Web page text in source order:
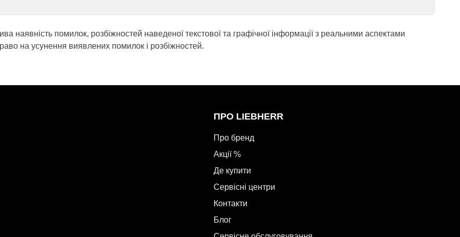
наявність помилок, розбіжностей наведеної текстової та графічної інформації з реальними аспектами
на усунення виявлених помилок і розбіжностей.
ПРО LIEBHERR
Про бренд
Акції %
Де купити
Сервісні центри
Контакти
Блог